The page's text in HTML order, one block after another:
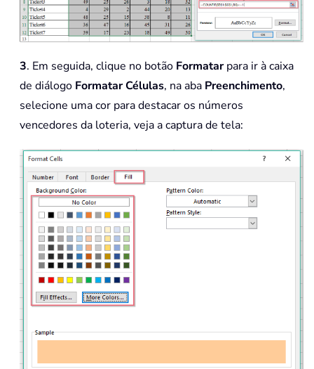
3. Em seguida, clique no botão Formatarpara ir à caixa
de diálogo Formatar Células, na aba Preenchimento,
selecione uma cor para destacar os números
vencedores da loteria, veja a captura de tela: